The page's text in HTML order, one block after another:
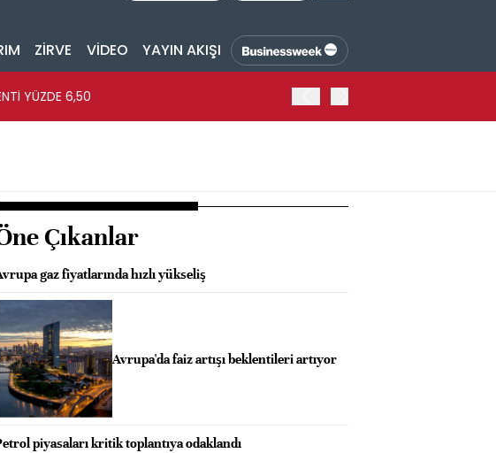
ZİRVE VİDEO YAYIN AKIŞI
YÜZDE 6,50
Çıkanlar
gaz fiyatlarında hızlı yükseliş
Avrupa'da faiz artışı beklentileri artıyor
piyasaları kritik toplantıya odaklandı